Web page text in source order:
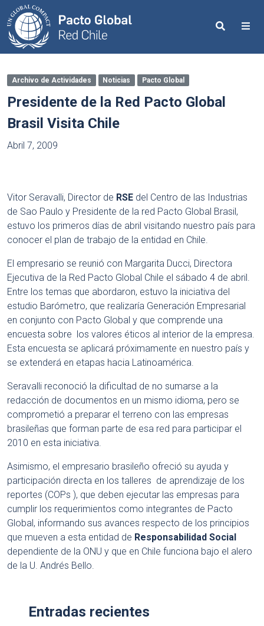
Search
Archivo de Actividades Noticias Pacto Global
Presidente de la Red Pacto Global
Brasil Visita Chile
Abril 7, 2009
Vitor Seravalli, Director de RSE del Centro de las Industrias
de Sao Paulo y Presidente de la red Pacto Global Brasil,
estuvo los primeros días de abril visitando nuestro país para
conocer el plan de trabajo de la entidad en Chile.
El empresario se reunió con Margarita Ducci, Directora
Ejecutiva de la Red Pacto Global Chile el sábado 4 de abril.
Entre los temas que abordaron, estuvo la iniciativa del
estudio Barómetro, que realizaría Generación Empresarial
en conjunto con Pacto Global y que comprende una
encuesta sobre los valores éticos al interior de la empresa.
Esta encuesta se aplicará próximamente en nuestro país y
se extenderá en etapas hacia Latinoamérica.
Seravalli reconoció la dificultad de no sumarse a la
redacción de documentos en un mismo idioma, pero se
comprometió a preparar el terreno con las empresas
brasileñas que forman parte de esa red para participar el
2010 en esta iniciativa.
Asimismo, el empresario brasileño ofreció su ayuda y
participación directa en los talleres de aprendizaje de los
reportes (COPs ), que deben ejecutar las empresas para
cumplir los requerimientos como integrantes de Pacto
Global, informando sus avances respecto de los principios
que mueven a esta entidad de Responsabilidad Social
dependiente de la ONU y que en Chile funciona bajo el alero
de la U. Andrés Bello.
Entradas recientes